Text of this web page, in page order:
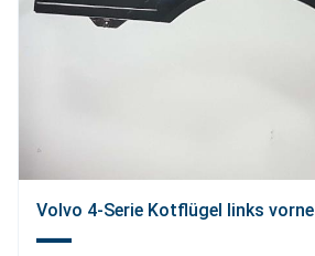
Volvo 4-Serie Kotflügel links vorne